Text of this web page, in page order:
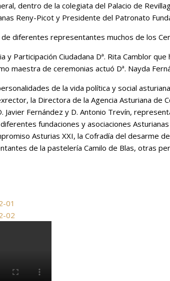
dentro de la colegiata del Palacio de
Reny-Picot y Presidente del Patronato
diferentes representantes muchos de los
y Participación Ciudadana Dª. Rita Camblor
maestra de ceremonias actuó Dª. Nayda
de la vida política y social
la Directora de la Agencia Asturiana
Javier Fernández y D. Antonio Trevín,
fundaciones y asociaciones
Asturias XXI, la Cofradía del desarme
de la pastelería Camilo de Blas, otras